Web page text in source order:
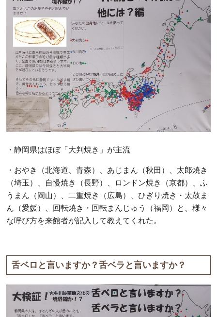
・静岡県はほぼ「大判焼き」が主流
・おやき（北海道、青森）、あじまん（秋田）、太郎焼き
（埼玉）、自慢焼き（長野）、ロンドン焼き（京都）、ふ
うまん（岡山）、二重焼き（広島）、ひぎり焼き・太鼓ま
ん（愛媛）、回転焼き・回転まんじゅう（福岡）と、様々
な呼び方を来館者が記入して教えてくれた。
舌ベロと言いますか？舌ベラと言いますか？